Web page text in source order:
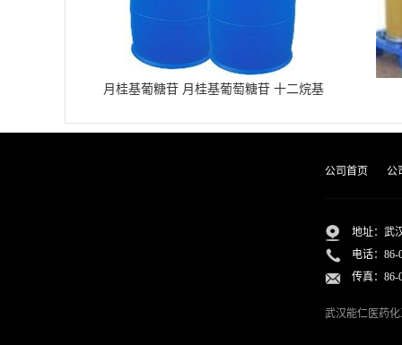
月桂基葡糖苷 月桂基葡萄糖苷 十二烷基
公司首页 公
地址：武
电话： 86-
传真：86-
武汉能仁医药